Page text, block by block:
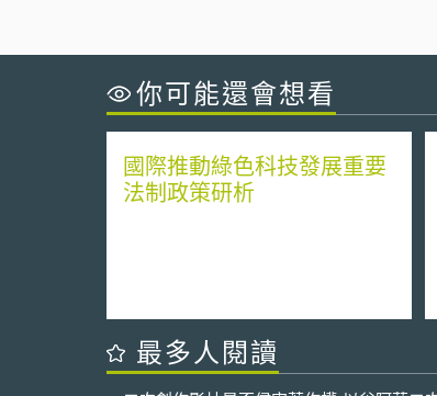
你可能還會想看
國際推動綠色科技發展重要
法制政策研析
最多人閱讀